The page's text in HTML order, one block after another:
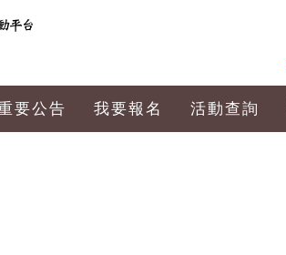
要公告 我要報名 活動查詢